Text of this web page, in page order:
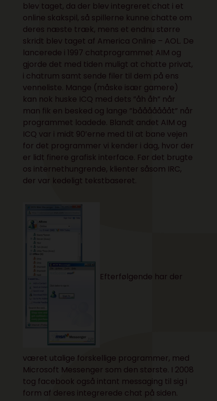
blev taget, da der blev integreret chat i et
online skakspil, så spillerne kunne chatte om
deres næste træk, mens et endnu større
skridt blev taget af America Online – AOL. De
lancerede i 1997 chatprogrammet AIM og
gjorde det med tiden muligt at chatte privat,
i chatrum samt sende filer til dem på ens
venneliste. Mange (måske især gamere)
kan nok huske ICQ med dets ”åh åh” når
man fik en besked og lange ”båååååååt” når
programmet loadede. Blandt andet AIM og
ICQ var i midt 90’erne med til at bane vejen
for det programmer vi kender i dag, hvor der
er lidt finere grafisk interface. Før det brugte
os internethungrende, klienter såsom IRC,
der var kedeligt tekstbaseret.
Efterfølgende har der
været utalige forskellige programmer, med
Microsoft Messenger som den største. I 2008
tog facebook også intant messaging til sig i
form af deres integrerede chat på siden.